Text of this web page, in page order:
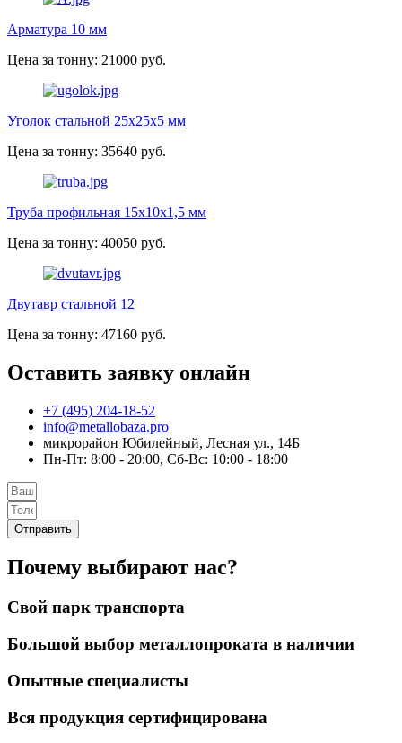
Арматура 10 мм
Цена за тонну: 21000 руб.
Уголок стальной 25х25х5 мм
Цена за тонну: 35640 руб.
Труба профильная 15х10х1,5 мм
Цена за тонну: 40050 руб.
Двутавр стальной 12
Цена за тонну: 47160 руб.
Оставить заявку онлайн
+7 (495) 204-18-52
info@metallobaza.pro
микрорайон Юбилейный, Лесная ул., 14Б
Пн-Пт: 8:00 - 20:00, Сб-Вс: 10:00 - 18:00
Отправить
Почему выбирают нас?
Свой парк транспорта
Большой выбор металлопроката в наличии
Опытные специалисты
Вся продукция сертифицирована